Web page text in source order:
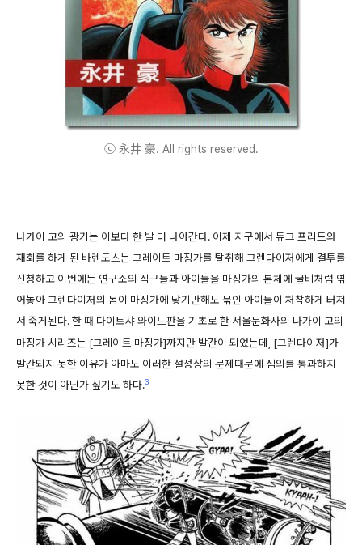
ⓒ 永井 豪. All rights reserved.
나가이 고의 광기는 이보다 한 발 더 나아간다. 이제 지구에서 듀크 프리드와
재회를 하게 된 바렌도스는 그레이트 마징가를 탈취해 그렌다이저에게 결투를
신청하고 이번에는 연구소의 식구들과 아이들을 마징가의 본체에 굴비처럼 엮
어놓아 그렌다이저의 몸이 마징가에 닿기만해도 묶인 아이들이 처참하게 터져
서 죽게된다. 한 때 다이토샤 와이드판을 기초로 한 서울문화사의 나가이 고의
마징가 시리즈는 [그레이트 마징가]까지만 발간이 되었는데, [그렌다이저]가
발간되지 못한 이유가 아마도 이러한 설정상의 문제때문에 심의를 통과하지
못한 것이 아닌가 싶기도 하다.3